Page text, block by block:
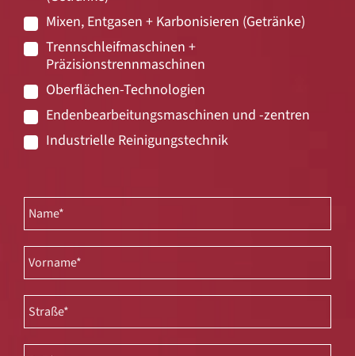
Mixen, Entgasen + Karbonisieren (Getränke)
Trennschleifmaschinen +
Präzisionstrennmaschinen
Oberflächen-Technologien
Endenbearbeitungsmaschinen und -zentren
Industrielle Reinigungstechnik